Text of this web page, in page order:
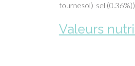
tournesol) sel (0.36%))
Valeurs